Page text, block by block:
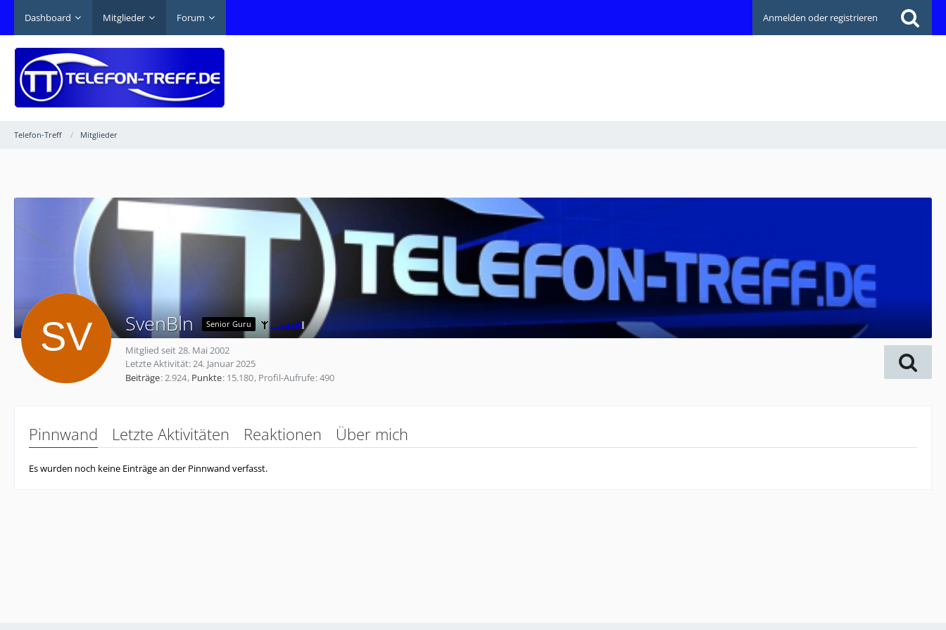
Dashboard Mitglieder Forum Anmelden oder registrieren
Telefon-Treff Mitglieder
SvenBln Senior Guru
Mitglied seit 28. Mai 2002
Letzte Aktivität:24. Januar 2025
Beiträge 2.924 Punkte 15.180 Profil-Aufrufe 490
Pinnwand Letzte Aktivitäten Reaktionen Über mich
Es wurden noch keine Einträge an der Pinnwand verfasst.